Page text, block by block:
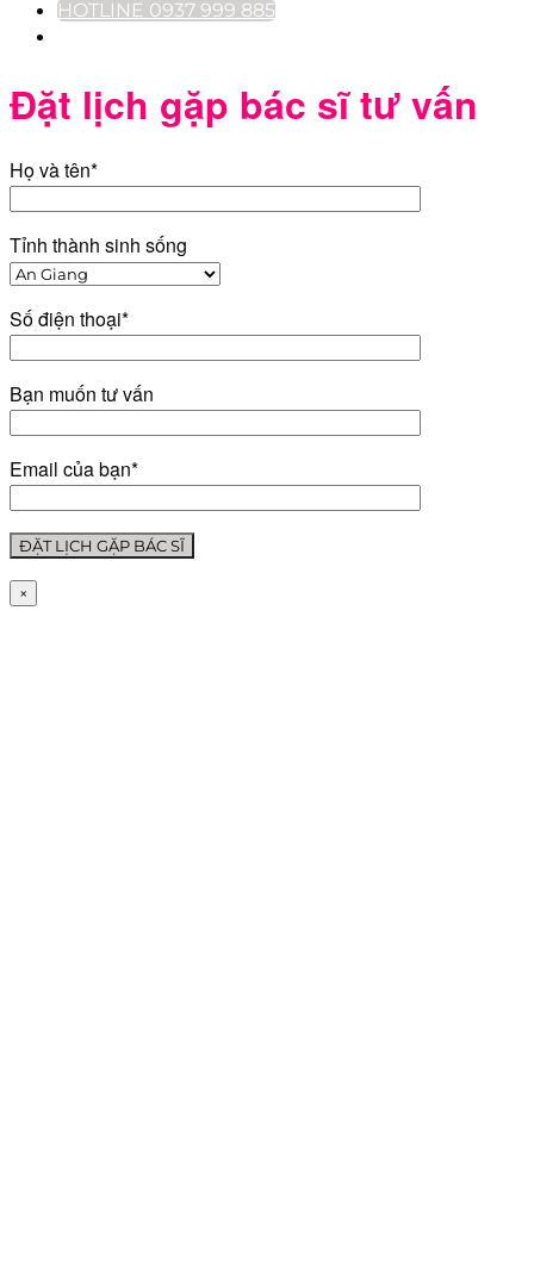
HOTLINE 0937 999 885
Đặt lịch gặp bác sĩ tư vấn
Họ và tên*
Tỉnh thành sinh sống
Số điện thoại*
Bạn muốn tư vấn
Email của bạn*
×